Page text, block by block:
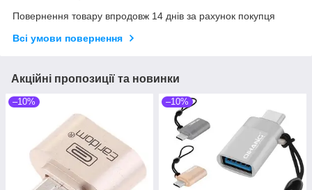
Повернення товару впродовж 14 днів за рахунок покупця
Всі умови повернення
Акційні пропозиції та новинки
–10% –10%